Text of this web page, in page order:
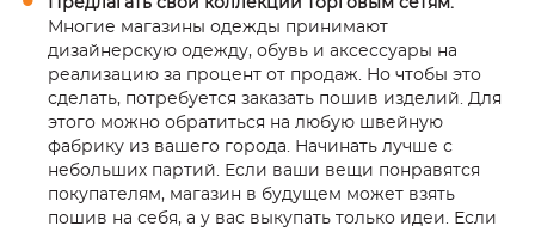
Многие магазины одежды принимают
дизайнерскую одежду, обувь и аксессуары на
реализацию за процент от продаж. Но чтобы это
сделать, потребуется заказать пошив изделий. Для
этого можно обратиться на любую швейную
фабрику из вашего города. Начинать лучше с
небольших партий. Если ваши вещи понравятся
покупателям, магазин в будущем может взять
пошив на себя, а у вас выкупать только идеи. Если